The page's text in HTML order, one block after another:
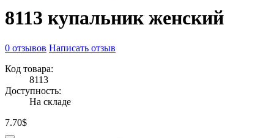
8113 купальник женский
0 отзывов Написать отзыв
Код товара:
8113
Доступность:
На складе
7.70$